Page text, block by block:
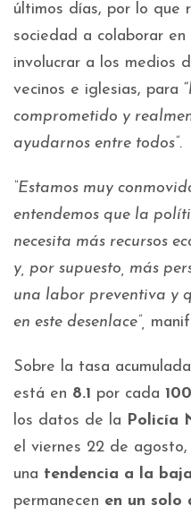
últimos días, por lo que
sociedad a colaborar
involucrar a los medios
vecinos e iglesias, para “
comprometido y
ayudarnos entre todos”.
“Estamos muy
entendemos que la
necesita más recursos
y, por supuesto, más
una labor preventiva y
en este desenlace”,
Sobre la tasa
está en 8.1 por cada
los datos de la Policía
el viernes 22 de
una tendencia a la baja
permanecen en un solo